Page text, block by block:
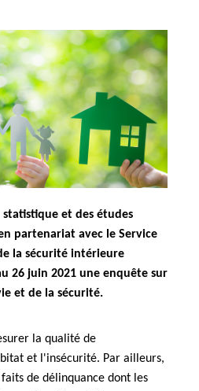
et des études
partenariat avec le Service
la sécurité intérieure
26 juin 2021 une enquête sur
et de la sécurité.
la qualité de
et l'insécurité. Par ailleurs,
de délinquance dont les